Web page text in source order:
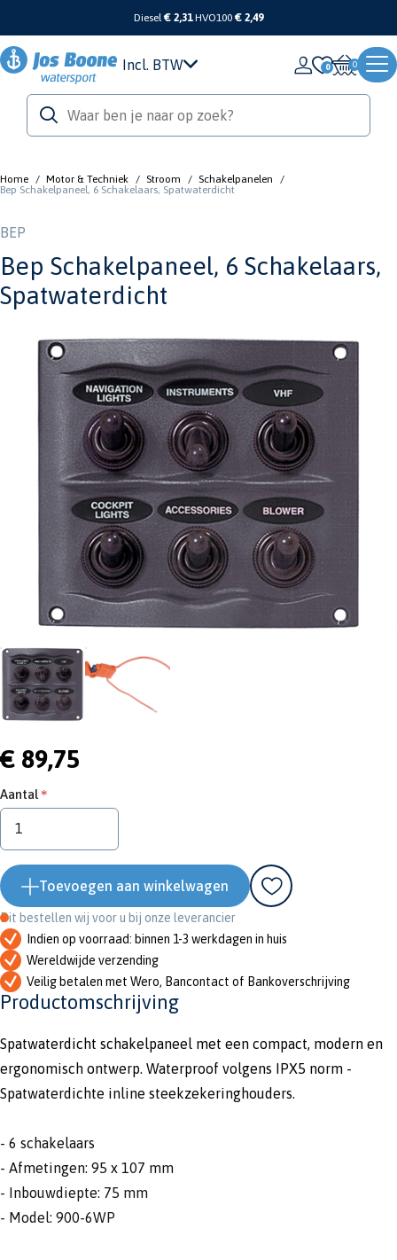
Diesel€ 2,31 HVO100 € 2,49
Incl. BTW 0
Home / Motor & Techniek / Stroom / Schakelpanelen
/
Bep Schakelpaneel, 6 Schakelaars, Spatwaterdicht
BEP
Bep Schakelpaneel, 6 Schakelaars,
Spatwaterdicht
€ 89,75
Aantal
Toevoegen aan winkelwagen
Dit bestellen wij voor u bij onze leverancier
Indien op voorraad: binnen 1-3 werkdagen in huis
Wereldwijde verzending
Veilig betalen met Wero, Bancontact of Bankoverschrijving
Productomschrijving
Spatwaterdicht schakelpaneel met een compact, modern en
ergonomisch ontwerp. Waterproof volgens IPX5 norm -
Spatwaterdichte inline steekzekeringhouders.
- 6 schakelaars
- Afmetingen: 95 x 107 mm
- Inbouwdiepte: 75 mm
- Model: 900-6WP